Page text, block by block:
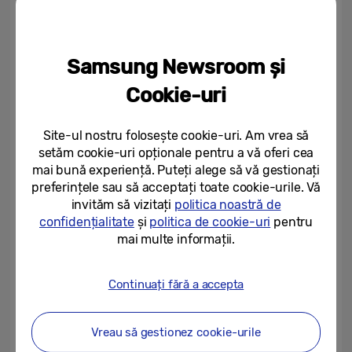
Lansată în iunie 2022, Samsung Wallet este
o platformă versatilă care permite
digitale, metode de plată, carduri de
identificare și multe altele într-o singură
aplicație sigură. Protejat de securitatea de
grad defensiv de la Samsung Knox și
integrat în ecosistemul Galaxy, Samsung
Wallet oferă utilizatorilor conectivitate fără
Samsung Newsroom și
Cookie-uri
Site-ul nostru folosește cookie-uri. Am vrea să
setăm cookie-uri opționale pentru a vă oferi cea
mai bună experiență. Puteți alege să vă gestionați
preferințele sau să acceptați toate cookie-urile. Vă
invităm să vizitați politica noastră de
confidențialitateși politica de cookie-uri pentru
mai multe informații.
Continuați fără a accepta
Vreau să gestionez cookie-urile